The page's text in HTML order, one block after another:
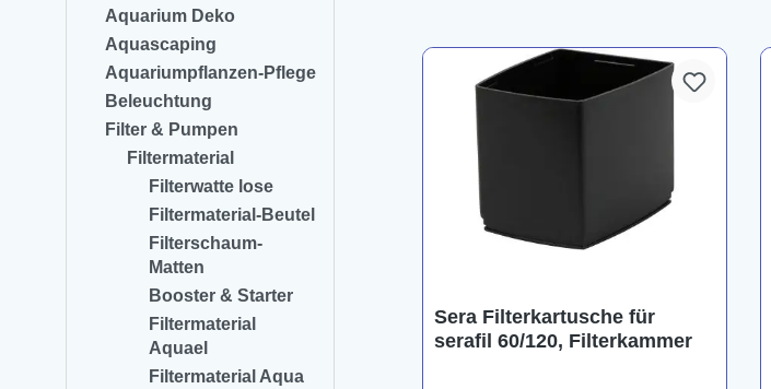
Aquarium Deko
Aquascaping
Aquariumpflanzen-Pflege
Beleuchtung
Filter & Pumpen
Filtermaterial
Filterwatte lose
Filtermaterial-Beutel
Filterschaum-
Matten
Booster & Starter
Filtermaterial
Aquael
Filtermaterial Aqua
Sera Filterkartusche für
serafil 60/120, Filterkammer